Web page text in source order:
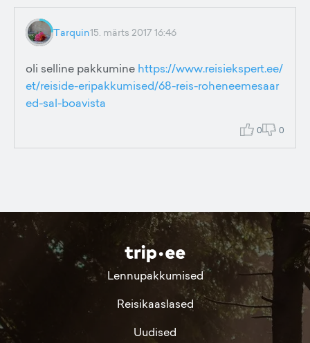
Tarquin15. märts 2017 16:46
oli selline pakkumine https://www.reisiekspert.ee/
et/reiside-eripakkumised/68-reis-roheneemesaar
ed-sal-boavista
0 0
Lennupakkumised
Reisikaaslased
Uudised